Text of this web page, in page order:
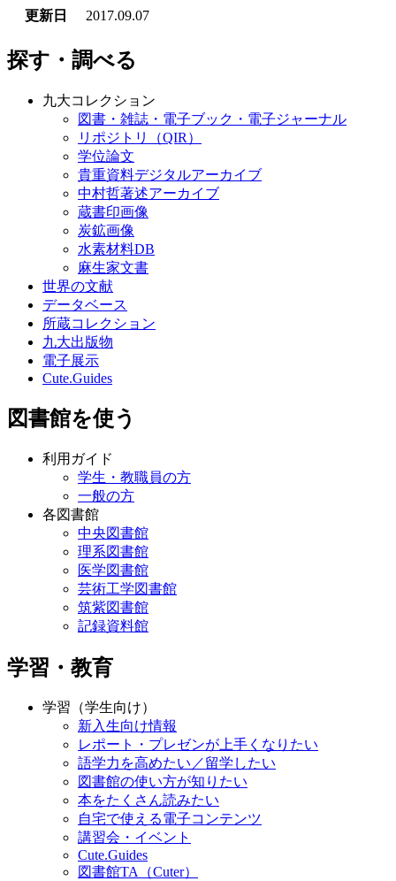
更新日
2017.09.07
探す・調べる
九大コレクション
図書・雑誌・電子ブック・電子ジャーナル
リポジトリ（QIR）
学位論文
貴重資料デジタルアーカイブ
中村哲著述アーカイブ
蔵書印画像
炭鉱画像
水素材料DB
麻生家文書
世界の文献
データベース
所蔵コレクション
九大出版物
電子展示
Cute.Guides
図書館を使う
利用ガイド
学生・教職員の方
一般の方
各図書館
中央図書館
理系図書館
医学図書館
芸術工学図書館
筑紫図書館
記録資料館
学習・教育
学習（学生向け）
新入生向け情報
レポート・プレゼンが上手くなりたい
語学力を高めたい／留学したい
図書館の使い方が知りたい
本をたくさん読みたい
自宅で使える電子コンテンツ
講習会・イベント
Cute.Guides
図書館TA（Cuter）